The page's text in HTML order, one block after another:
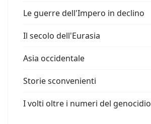
Le guerre dell'Impero in declino
Il secolo dell'Eurasia
Asia occidentale
Storie sconvenienti
I volti oltre i numeri del genocidio